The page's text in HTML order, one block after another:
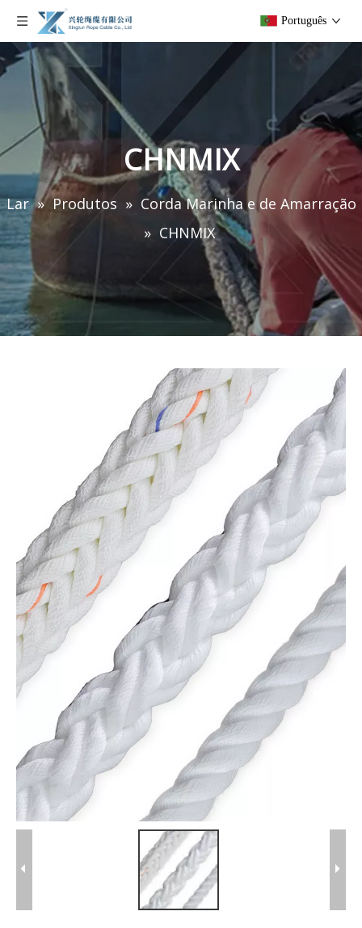
Português
CHNMIX
Lar » Produtos » Corda Marinha e de Amarração
» CHNMIX